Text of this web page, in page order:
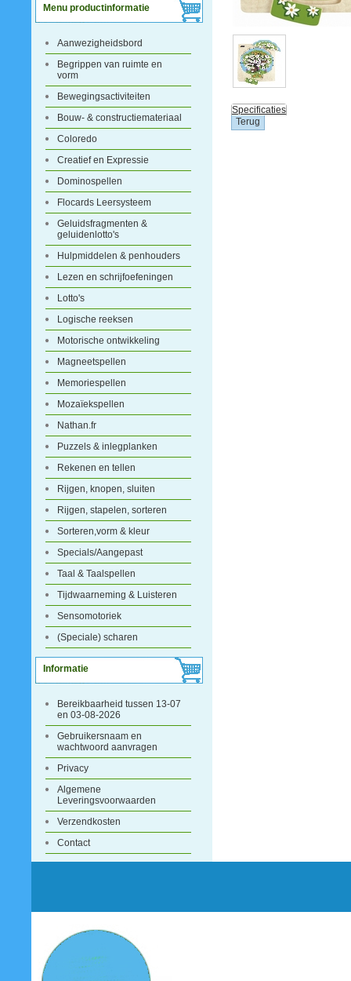
Menu productinformatie
Aanwezigheidsbord
Begrippen van ruimte en
vorm
Bewegingsactiviteiten
Bouw- & constructiemateriaal
Coloredo
Creatief en Expressie
Dominospellen
Flocards Leersysteem
Geluidsfragmenten &
geluidenlotto's
Hulpmiddelen & penhouders
Lezen en schrijfoefeningen
Lotto's
Logische reeksen
Motorische ontwikkeling
Magneetspellen
Memoriespellen
Mozaïekspellen
Nathan.fr
Puzzels & inlegplanken
Rekenen en tellen
Rijgen, knopen, sluiten
Rijgen, stapelen, sorteren
Sorteren,vorm & kleur
Specials/Aangepast
Taal & Taalspellen
Tijdwaarneming & Luisteren
Sensomotoriek
(Speciale) scharen
Informatie
Bereikbaarheid tussen 13-07
en 03-08-2026
Gebruikersnaam en
wachtwoord aanvragen
Privacy
Algemene
Leveringsvoorwaarden
Verzendkosten
Contact
Specificaties